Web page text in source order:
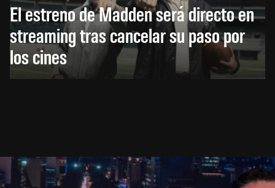
El estreno de Madden será directo en
streaming tras cancelar su paso por
los cines